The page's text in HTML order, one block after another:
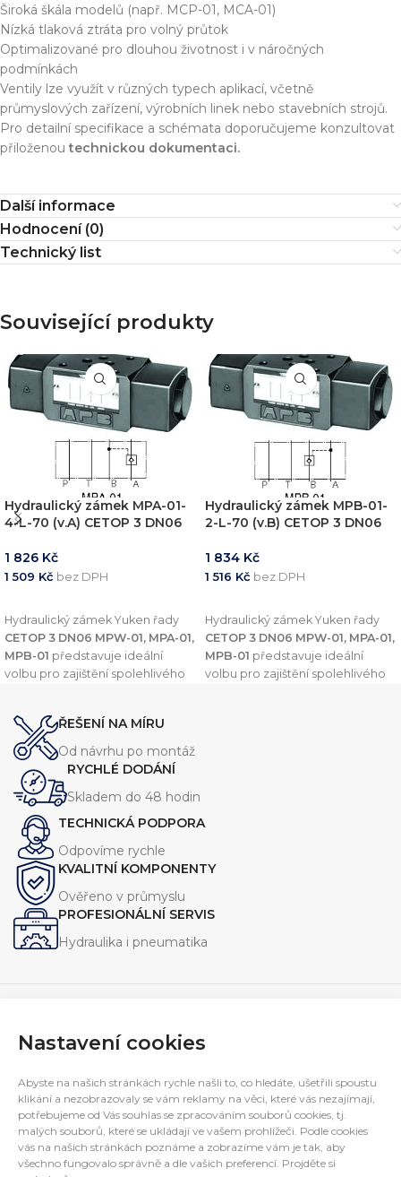
Nastavení cookies
Abyste na našich stránkách rychle našli to, co hledáte, ušetřili spoustu
klikání a nezobrazovaly se vám reklamy na věci, které vás nezajímají,
potřebujeme od Vás souhlas se zpracováním souborů cookies, tj.
malých souborů, které se ukládají ve vašem prohlížeči. Podle cookies
vás na našich stránkách poznáme a zobrazíme vám je tak, aby
všechno fungovalo správně a dle vašich preferencí. Projděte si
Široká škála modelů (např. MCP-01, MCA-01)
Nízká tlaková ztráta pro volný průtok
Optimalizované pro dlouhou životnost i v náročných
podmínkách
Ventily lze využít v různých typech aplikací, včetně
průmyslových zařízení, výrobních linek nebo stavebních strojů.
Pro detailní specifikace a schémata doporučujeme konzultovat
přiloženoutechnickou dokumentaci.
Další informace
Hodnocení (0)
Technický list
Související produkty
Hydraulický zámek MPA-01-
4-L-70 (v.A) CETOP 3 DN06
1 826 Kč
1 509 Kč bez DPH
Hydraulický zámek Yuken řady
CETOP 3 DN06 MPW-01, MPA-01,
MPB-01 představuje ideální
volbu pro zajištění spolehlivého
modulární ventil je navržen pro
různé aplikace a linie (A-Line, B-
Line a A&B-Line), čímž splňuje
širokou škálu potřeb
průmyslových i mobilních strojů.
Hydraulický zámek MPB-01-
2-L-70 (v.B) CETOP 3 DN06
1 834 Kč
1 516 Kč bez DPH
Hydraulický zámek Yuken řady
CETOP 3 DN06 MPW-01, MPA-01,
MPB-01 představuje ideální
volbu pro zajištění spolehlivého
ŘEŠENÍ NA MÍRU
Od návrhu po montáž
RYCHLÉ DODÁNÍ
Skladem do 48 hodin
TECHNICKÁ PODPORA
Odpovíme rychle
KVALITNÍ KOMPONENTY
Ověřeno v průmyslu
PROFESIONÁLNÍ SERVIS
Hydraulika i pneumatika
Specializujeme se na jednoúčelové stroje, hydraulické
agregáty a technická řešení na míru.
E-mail: interfluid@interfluid.com
Telefon:(+420) 595 953 879
Mobil: (+420) 606 782 769
INFORMACE PRO ZÁKAZNÍKY